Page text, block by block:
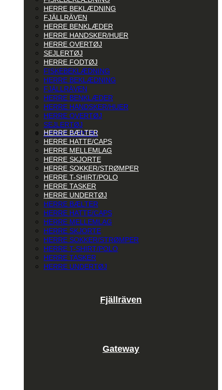
HERRE BEKLÆDNING
FJÄLLRÄVEN
HERRE BENKLÆDER
HERRE HANDSKER/HUER
HERRE OVERTØJ
SEJLERTØJ
HERRE FODTØJ
FISKEBEKLÆDNING
HERRE BEKLÆDNING
FJÄLLRÄVEN
HERRE BENKLÆDER
HERRE HANDSKER/HUER
HERRE OVERTØJ
SEJLERTØJ
HERRE FODTØJ
HERRE BÆLTER
HERRE HATTE/CAPS
HERRE MELLEMLAG
HERRE SKJORTE
HERRE SOKKER/STRØMPER
HERRE T-SHIRT/POLO
HERRE TASKER
HERRE UNDERTØJ
HERRE BÆLTER
HERRE HATTE/CAPS
HERRE MELLEMLAG
HERRE SKJORTE
HERRE SOKKER/STRØMPER
HERRE T-SHIRT/POLO
HERRE TASKER
HERRE UNDERTØJ
Fjällräven
Gateway